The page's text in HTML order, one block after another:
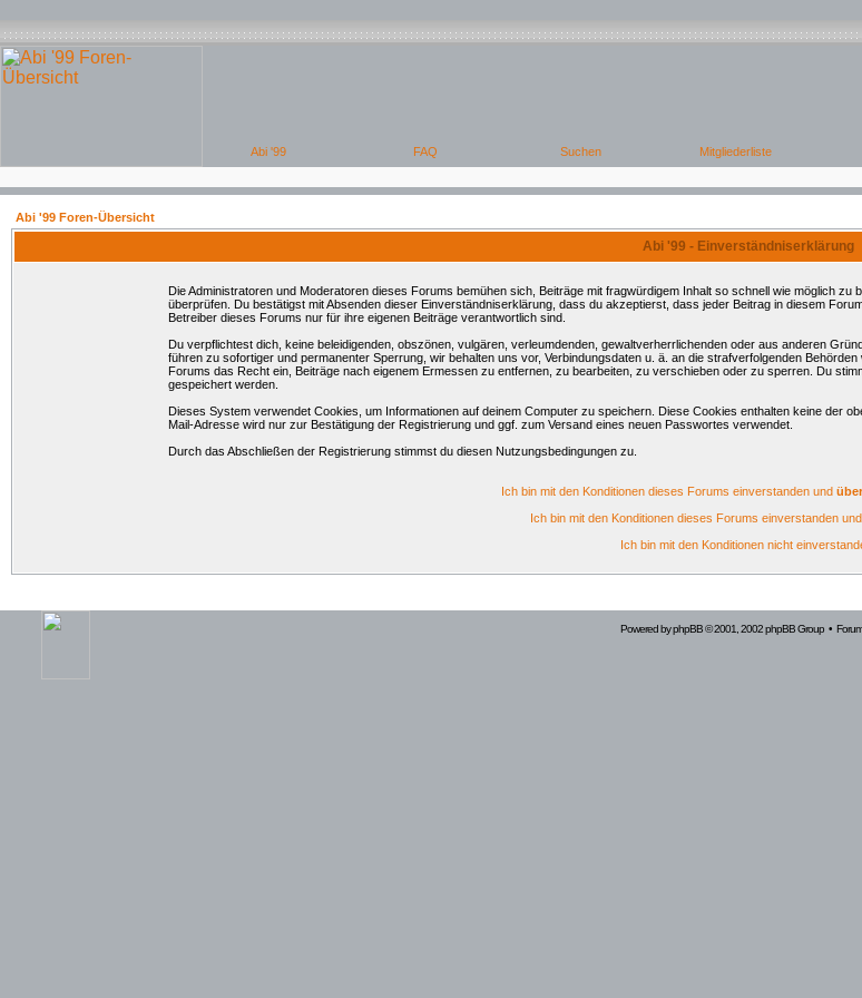
Abi '99 Foren-Übersicht
Abi '99 - Einverständniserklärung
Die Administratoren und Moderatoren dieses Forums bemühen sich, Beiträge mit fragwürdigem Inhalt so schnell wie möglich
überprüfen. Du bestätigst mit Absenden dieser Einverständniserklärung, dass du akzeptierst, dass jeder Beitrag in diesem
Betreiber dieses Forums nur für ihre eigenen Beiträge verantwortlich sind.
Du verpflichtest dich, keine beleidigenden, obszönen, vulgären, verleumdenden, gewaltverherrlichenden oder aus anderen
führen zu sofortiger und permanenter Sperrung, wir behalten uns vor, Verbindungsdaten u. ä. an die strafverfolgenden
Forums das Recht ein, Beiträge nach eigenem Ermessen zu entfernen, zu bearbeiten, zu verschieben oder zu sperren. Du
gespeichert werden.
Dieses System verwendet Cookies, um Informationen auf deinem Computer zu speichern. Diese Cookies enthalten keine der
Mail-Adresse wird nur zur Bestätigung der Registrierung und ggf. zum Versand eines neuen Passwortes verwendet.
Durch das Abschließen der Registrierung stimmst du diesen Nutzungsbedingungen zu.
Ich bin mit den Konditionen dieses Forums einverstanden und über
Ich bin mit den Konditionen dieses Forums einverstanden und
Ich bin mit den Konditionen nicht
Powered byphpBB© 2001, 2002 phpBB Group •